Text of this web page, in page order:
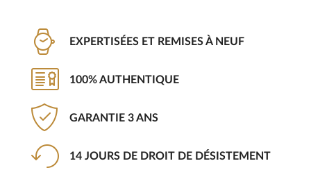
EXPERTISÉES ET REMISES À NEUF
100% AUTHENTIQUE
GARANTIE 3 ANS
14 JOURS DE DROIT DE DÉSISTEMENT